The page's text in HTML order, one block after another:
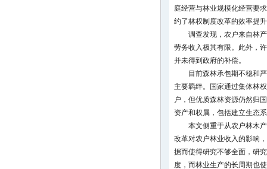
庭经营与林业规模化经营要
约了林权制度改革的效率提
调查发现，农户来自林
劳务收入极其有限。此外，
并未得到政府的补偿。
目前森林承包期不稳和
主要羁绊。国家通过集体林
户，但优质森林资源仍然归
资产和权属，包括建立生态
本文侧重于从农户林木
改革对农户林业收入的影响
据而使得研究不够全面，研
度，而林业生产的长周期也